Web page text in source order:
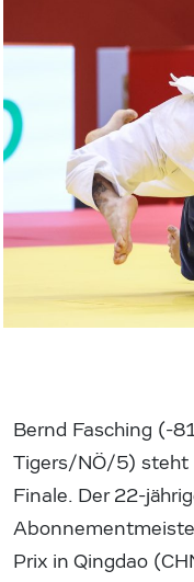
Bernd Fasching (-
Tigers/NÖ/5) steht
Finale. Der 22-
Prix in Qingdao